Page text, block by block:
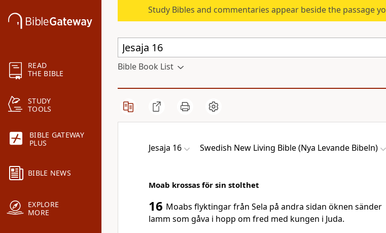
READ
THE BIBLE
STUDY
TOOLS
BIBLE GATEWAY
PLUS
BIBLE NEWS
EXPLORE
MORE
Study Bibles and commentaries appear beside the passage
Bible Book List
Jesaja 16 Swedish New Living Bible (Nya Levande Bibeln)
Moab krossas för sin stolthet
16 Moabs flyktingar från Sela på andra sidan öknen sänder
lamm som gåva i hopp om fred med kungen i Juda.